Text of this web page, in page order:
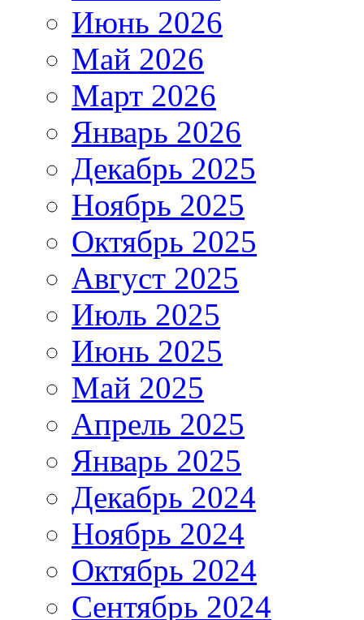
Июнь 2026
Май 2026
Март 2026
Январь 2026
Декабрь 2025
Ноябрь 2025
Октябрь 2025
Август 2025
Июль 2025
Июнь 2025
Май 2025
Апрель 2025
Январь 2025
Декабрь 2024
Ноябрь 2024
Октябрь 2024
Сентябрь 2024